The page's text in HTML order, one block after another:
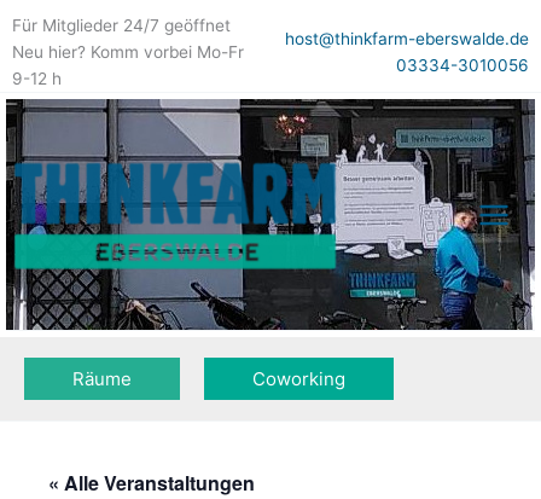
Für Mitglieder 24/7 geöffnet
Neu hier? Komm vorbei Mo-Fr
9-12 h
host@thinkfarm-eberswalde.de
03334-3010056
Räume Coworking
« Alle Veranstaltungen